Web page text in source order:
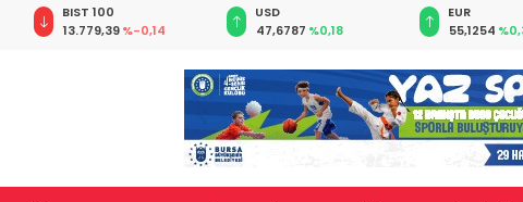
BIST 100
13.779,39%-0,14
USD
47,6787 %0,18
EUR
55,1254